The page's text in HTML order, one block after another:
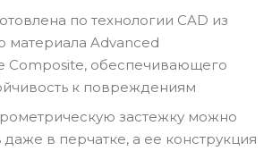
по технологии CAD из
материала Advanced
Composite, обеспечивающего
к повреждениям
застежку можно
даже в перчатке, а ее конструкция